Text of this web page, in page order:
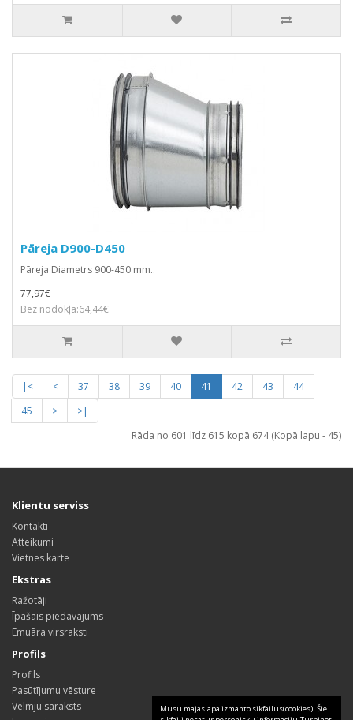
Pāreja D900-D450
Pāreja Diametrs 900-450 mm..
77,97€
Bez nodokļa:64,44€
|< < 37 38 39 40 41 42 43
44
45
>
>|
Rāda no 601 līdz 615 kopā 674 (Kopā lapu - 45)
Klientu serviss
Kontakti
Atteikumi
Vietnes karte
Ekstras
Ražotāji
Īpašais piedāvājums
Emuāra virsraksti
Profils
Profils
Pasūtījumu vēsture
Vēlmju saraksts
Mūsu mājaslapa izmanto sikfailus(cookies). Šie